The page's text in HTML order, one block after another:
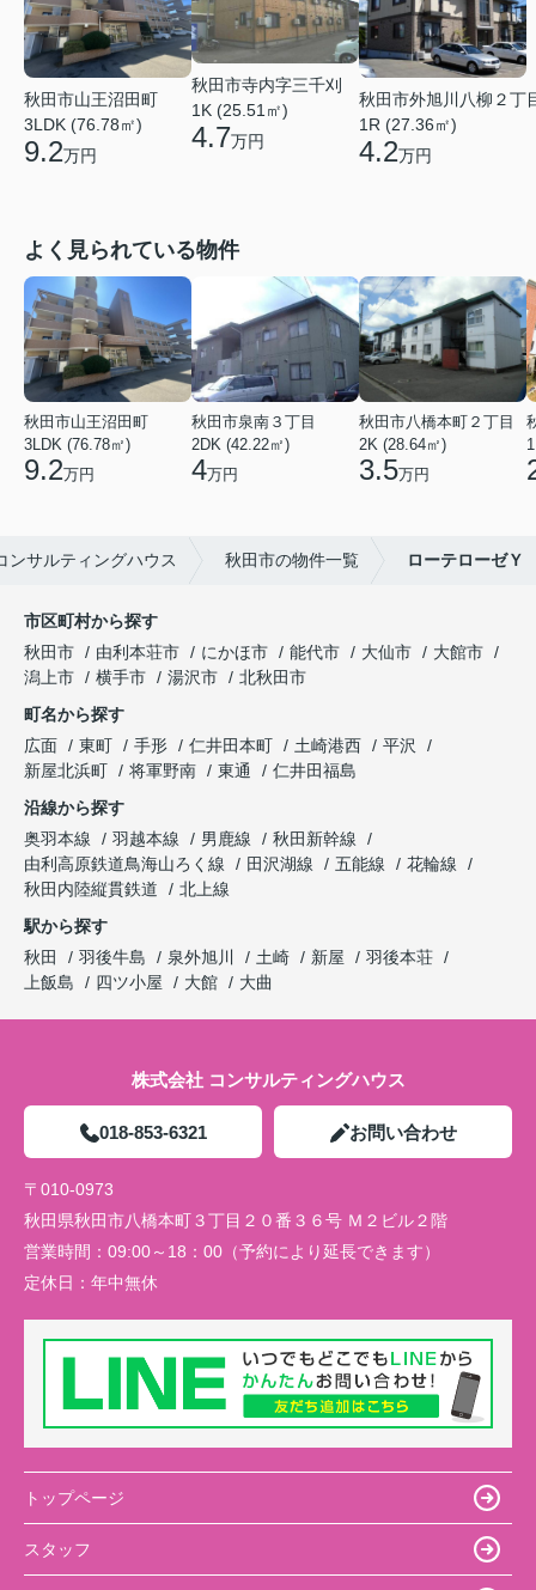
秋田市山王沼田町
3LDK (76.78㎡)
9.2万円
秋田市寺内字三千刈
1K (25.51㎡)
4.7万円
秋田市外旭川八柳２丁
1R (27.36㎡)
4.2万円
よく見られている物件
秋田市山王沼田町
3LDK (76.78㎡)
9.2万円
秋田市泉南３丁目
2DK (42.22㎡)
4万円
秋田市八橋本町２丁目
2K (28.64㎡)
3.5万円
ンサルティングハウス 秋田市の物件一覧 ローテローゼＹ
市区町村から探す
秋田市
由利本荘市 にかほ市 能代市 大仙市
大館市
潟上市
横手市 湯沢市
北秋田市
町名から探す
広面
東町 手形 仁井田本町 土崎港西
平沢
新屋北浜町
将軍野南 東通
仁井田福島
沿線から探す
奥羽本線
羽越本線 男鹿線
秋田新幹線
由利高原鉄道鳥海山ろく線
田沢湖線 五能線
花輪線
秋田内陸縦貫鉄道
北上線
駅から探す
秋田
羽後牛島 泉外旭川 土崎 新屋
羽後本荘
上飯島
四ツ小屋 大館 大曲
株式会社 コンサルティングハウス
018-853-6321 お問い合わせ
〒010-0973
秋田県秋田市八橋本町３丁目２０番３６号 Ｍ２ビル２階
営業時間： 09:00～18：00（予約により延長できます）
定休日： 年中無休
トップページ
スタッフ